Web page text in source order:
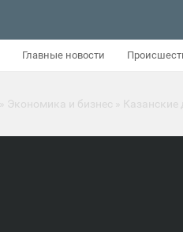
Главные новости
Экономика и бизнес »